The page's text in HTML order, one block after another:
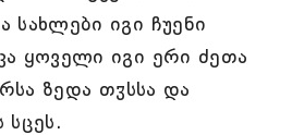
სახლები იგი ჩუენი
ყოველი იგი ერი ძეთა
ზედა თჳსსა და
სცეს.